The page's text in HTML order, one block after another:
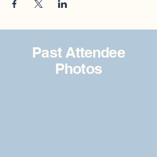
Past Attendee
Photos